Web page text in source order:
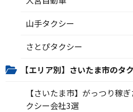
山手タクシー
さとぴタクシー
【エリア別】さいたま市のタ
【さいたま市】がっつり稼
クシー会社3選